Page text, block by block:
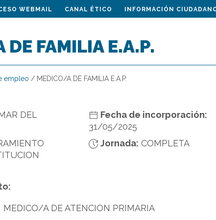
WEBMAIL CANAL ÉTICO INFORMACIÓN
FAMILIA E.A.P.
empleo / MEDICO/A DE FAMILIA E.A.P.
DEL
Fecha de incorporación:
31/05/2025
Jornada: COMPLETA
MEDICO/A DE ATENCION PRIMARIA